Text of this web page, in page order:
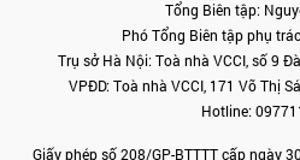
Tổng Biên tập:
Phó Tổng Biên tập phụ
Trụ sở Hà Nội: Toà nhà VCCI, số 9
VPĐD: Toà nhà VCCI, 171 Võ Thị
Hotline:
Giấy phép số 208/GP-BTTTT cấp ngày